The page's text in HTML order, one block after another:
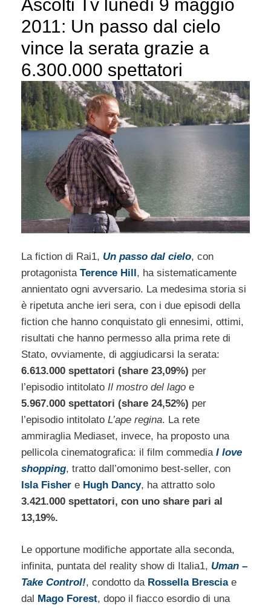
Ascolti Tv lunedì 9 maggio
2011: Un passo dal cielo
vince la serata grazie a
6.300.000 spettatori
La fiction di Rai1, Un passo dal cielo, con
protagonista Terence Hill, ha sistematicamente
annientato ogni avversario. La medesima storia si
è ripetuta anche ieri sera, con i due episodi della
fiction che hanno conquistato gli ennesimi, ottimi,
risultati che hanno permesso alla prima rete di
Stato, ovviamente, di aggiudicarsi la serata:
6.613.000 spettatori (share 23,09%) per
l’episodio intitolato Il mostro del lago e
5.967.000 spettatori (share 24,52%) per
l’episodio intitolato L’ape regina. La rete
ammiraglia Mediaset, invece, ha proposto una
pellicola cinematografica: il film commedia I love
shopping, tratto dall’omonimo best-seller, con
Isla Fisher e Hugh Dancy, ha attratto solo
3.421.000 spettatori, con uno share pari al
13,19%.
Le opportune modifiche apportate alla seconda,
infinita, puntata del reality show di Italia1, Uman –
Take Control!, condotto da Rossella Bresciae
dal Mago Forest, dopo il fiacco esordio di una